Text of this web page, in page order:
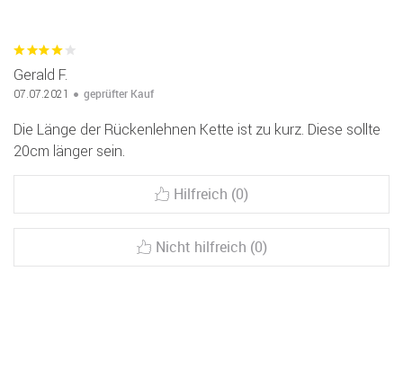
Gerald F.
07.07.2021 geprüfter Kauf
Die Länge der Rückenlehnen Kette ist zu kurz. Diese sollte
20cm länger sein.
Hilfreich (0)
Nicht hilfreich (0)